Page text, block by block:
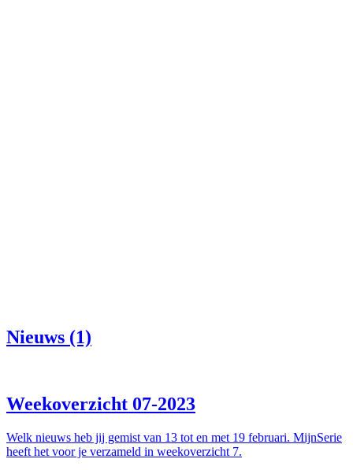
Nieuws (1)
Weekoverzicht 07-2023
Welk nieuws heb jij gemist van 13 tot en met 19 februari. MijnSerie
heeft het voor je verzameld in weekoverzicht 7.